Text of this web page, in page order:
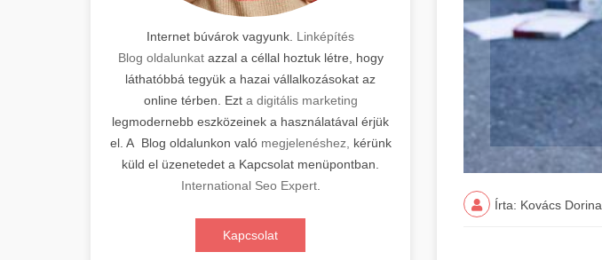
Internet búvárok vagyunk. Linképítés
Blog oldalunkatazzal a céllal hoztuk létre, hogy
láthatóbbá tegyük a hazai vállalkozásokat az
online térben. Ezt a digitális marketing
legmodernebb eszközeinek a használatával érjük
el. A Blog oldalunkon való megjelenéshez,
kérünk
küld el üzenetedet a Kapcsolat menüpontban.
International Seo Expert.
Kapcsolat
Írta: Kovács Dorina